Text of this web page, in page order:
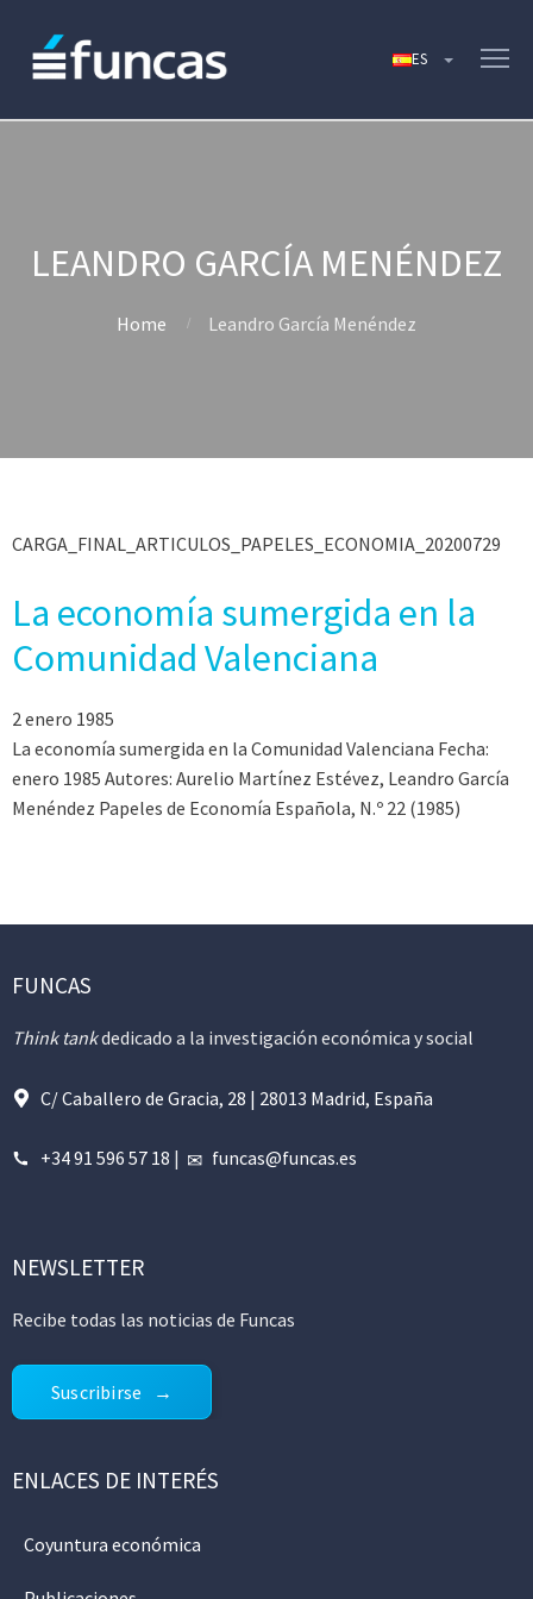
LEANDRO GARCÍA MENÉNDEZ
Home Leandro García Menéndez
CARGA_FINAL_ARTICULOS_PAPELES_ECONOMIA_20200729
La economía sumergida en la
Comunidad Valenciana
2 enero 1985
La economía sumergida en la Comunidad Valenciana Fecha:
enero 1985 Autores: Aurelio Martínez Estévez, Leandro García
Menéndez Papeles de Economía Española, N.º 22 (1985)
FUNCAS
Think tankdedicado a la investigación económica y social
C/ Caballero de Gracia, 28 | 28013 Madrid, España
+34 91 596 57 18 | funcas@funcas.es
NEWSLETTER
Recibe todas las noticias de Funcas
Suscribirse
ENLACES DE INTERÉS
Coyuntura económica